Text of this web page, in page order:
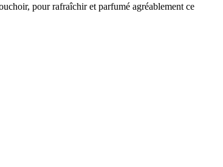
pour rafraîchir et parfumé agréablement ce